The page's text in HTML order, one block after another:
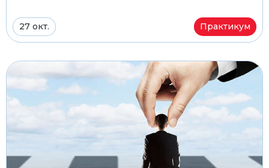
27 окт. Практикум